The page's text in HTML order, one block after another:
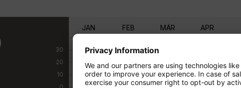
30
20
10
JAN FEB MÄR APR